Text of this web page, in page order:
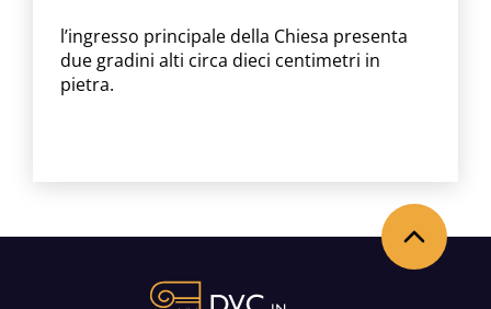
l’ingresso principale della Chiesa presenta
due gradini alti circa dieci centimetri in
pietra.
Torna in alto